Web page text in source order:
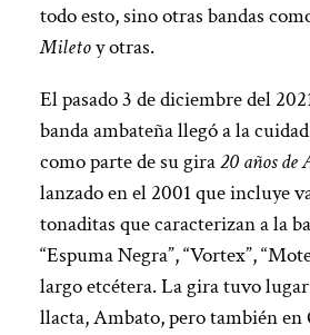
todo esto, sino otras bandas
Miletoy otras.
El pasado 3 de diciembre del
banda ambateña llegó a la
como parte de su gira20 años de
lanzado en el 2001 que incluye
tonaditas que caracterizan a la
“Espuma Negra”, “Vortex”,
largo etcétera. La gira tuvo
llacta, Ambato, pero también en